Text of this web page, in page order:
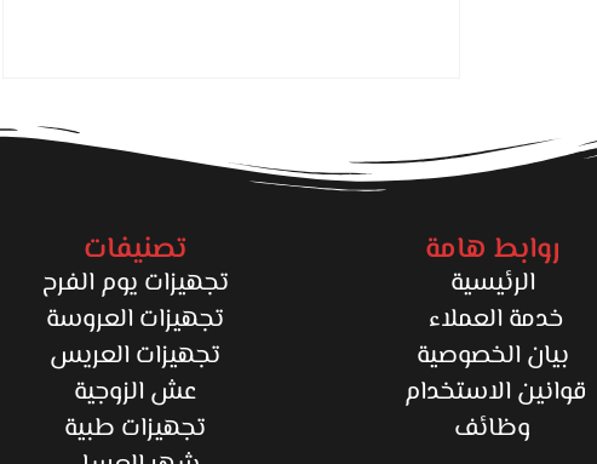
روابط هامة
الرئيسية
خدمة العملاء
بيان الخصوصية
قوانين الاستخدام
وظائف
تصنيفات
تجهيزات يوم الفرح
تجهيزات العروسة
تجهيزات العريس
عش الزوجية
تجهيزات طبية